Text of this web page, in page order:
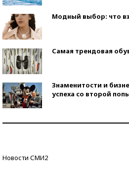
Модный выбор: что
Самая трендовая
Знаменитости и
успеха со второй
Новости СМИ2